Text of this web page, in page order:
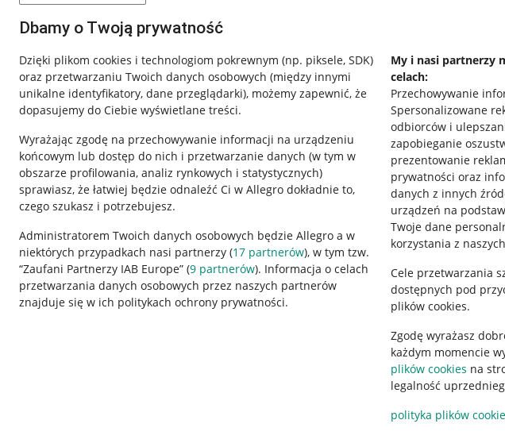
Dbamy o Twoją prywatność
Dzięki plikom cookies i technologiom pokrewnym (np. piksele, SDK)
oraz przetwarzaniu Twoich danych osobowych (między innymi
unikalne identyfikatory, dane przeglądarki), możemy zapewnić, że
dopasujemy do Ciebie wyświetlane treści.
Wyrażając zgodę na przechowywanie informacji na urządzeniu
końcowym lub dostęp do nich i przetwarzanie danych (w tym w
obszarze profilowania, analiz rynkowych i statystycznych)
sprawiasz, że łatwiej będzie odnaleźć Ci w Allegro dokładnie to,
czego szukasz i potrzebujesz.
Administratorem Twoich danych osobowych będzie Allegro a w
niektórych przypadkach nasi partnerzy (17 partnerów), w tym tzw.
“Zaufani Partnerzy IAB Europe” (9 partnerów). Informacja o celach
przetwarzania danych osobowych przez naszych partnerów
znajduje się w ich politykach ochrony prywatności.
My i nasi partnerzy
celach:
Przechowywanie
Spersonalizowane
odbiorców i
zapobieganie
prezentowanie
prywatności oraz
danych z innych
urządzeń na
Twoje dane
korzystania z
Cele przetwarzania
dostępnych pod
plików cookies.
Zgodę wyrażasz
każdym momencie
plików cookies na
legalność
polityka plików
Przydatne informacje
Jak to działa
Napisz do nas
Allegro Gadane dla sprzedających
Regulamin
Polityka plików "cookies"
Ustawienia plików "cookies"
Udostępnianie lokalizacji
Informacje dla Aktu o Usługach Cyfrowych